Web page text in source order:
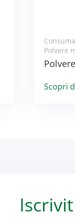
Polvere
Scopri